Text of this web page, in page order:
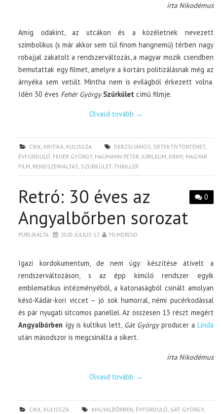
írta Nikodémus
Amíg odakint, az utcákon és a közéletnek nevezett
szimbolikus (s már akkor sem túl finom hangnemű) térben nagy
robajjal zakatolt a rendszerváltozás, a magyar mozik csendben
bemutattak egy filmet, amelyre a kortárs politizálásnak még az
árnyéka sem vetült. Mintha nem is evilágból érkezett volna.
Idén 30 éves Fehér György Szürkület című filmje.
Olvasd tovább →
CIKK, KRITIKA, KULISSZA DERZSI JÁNOS, DETEKTÍVTÖRTÉNET,
ÉVFORDULÓ, FEHÉR GYÖRGY, HAUMANN PÉTER,JUBILEUM, KRIMI, MAGYAR
FILM, RENDSZERVÁLTÁS, SZÜRKÜLET,THRILLER
0
Retró: 30 éves az
Angyalbőrben sorozat
PUBLIKÁLTA 2020. JÚLIUS 17. FILMDROID
Igazi kordokumentum, de nem úgy: készítése átívelt a
rendszerváltozáson, s az épp kimúló rendszer egyik
emblematikus intézményéből, a katonaságból csinált amolyan
késő-Kádár-kori viccet – jó sok humorral, némi pucérkodással
és pár nyugati sitcomos panellel. Az összesen 13 részt megért
Angyalbőrben így is kultikus lett, Gát Györgyproducer a Linda
után másodszor is megcsinálta a sikert.
írta Nikodémus
Olvasd tovább →
CIKK, KULISSZA ANGYALBŐRBEN, ÉVFORDULÓ, GÁT GYÖRGY,